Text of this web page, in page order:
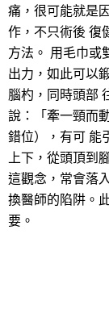
痛，很可能就是
作，不只術後 復
方法。 用毛巾或
出力，如此可以
腦杓，同時頭部
說：「牽一頸而
錯位），有可 能
上下，從頭頂到
這觀念，常會落
換醫師的陷阱。
要。